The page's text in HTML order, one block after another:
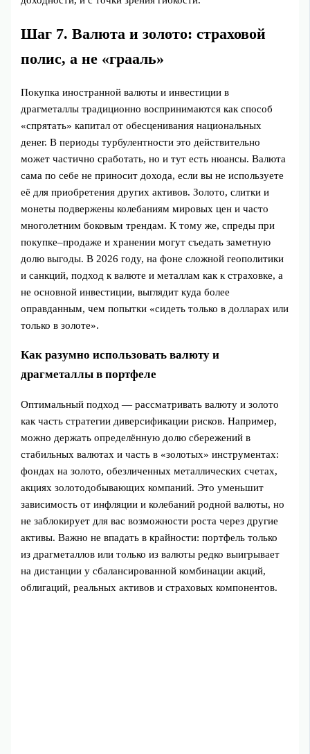
Шаг 7. Валюта и золото: страховой
полис, а не «грааль»
Покупка иностранной валюты и инвестиции в
драгметаллы традиционно воспринимаются как способ
«спрятать» капитал от обесценивания национальных
денег. В периоды турбулентности это действительно
может частично сработать, но и тут есть нюансы. Валюта
сама по себе не приносит дохода, если вы не используете
её для приобретения других активов. Золото, слитки и
монеты подвержены колебаниям мировых цен и часто
многолетним боковым трендам. К тому же, спреды при
покупке–продаже и хранении могут съедать заметную
долю выгоды. В 2026 году, на фоне сложной геополитики
и санкций, подход к валюте и металлам как к страховке, а
не основной инвестиции, выглядит куда более
оправданным, чем попытки «сидеть только в долларах или
только в золоте».
Как разумно использовать валюту и
драгметаллы в портфеле
Оптимальный подход — рассматривать валюту и золото
как часть стратегии диверсификации рисков. Например,
можно держать определённую долю сбережений в
стабильных валютах и часть в «золотых» инструментах:
фондах на золото, обезличенных металлических счетах,
акциях золотодобывающих компаний. Это уменьшит
зависимость от инфляции и колебаний родной валюты, но
не заблокирует для вас возможности роста через другие
активы. Важно не впадать в крайности: портфель только
из драгметаллов или только из валюты редко выигрывает
на дистанции у сбалансированной комбинации акций,
облигаций, реальных активов и страховых компонентов.